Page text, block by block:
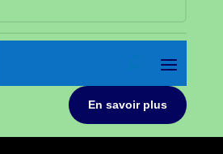
En savoir plus